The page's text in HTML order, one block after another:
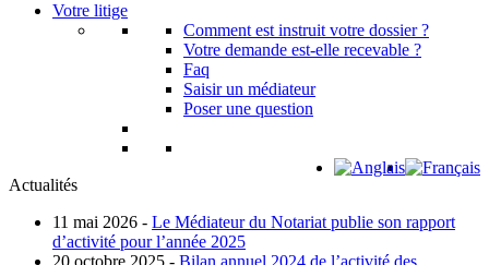
Votre litige
Comment est instruit votre dossier ?
Votre demande est-elle recevable ?
Faq
Saisir un médiateur
Poser une question
Actualités
11 mai 2026 - Le Médiateur du Notariat publie son rapport
d’activité pour l’année 2025